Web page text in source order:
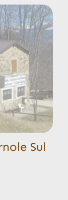
Sul